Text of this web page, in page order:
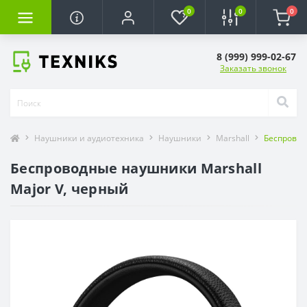
0 0 0
8 (999) 999-02-67
Заказать звонок
Наушники и аудиотехника Наушники Marshall
Беспроводные наушники Marshall
Major V, черный